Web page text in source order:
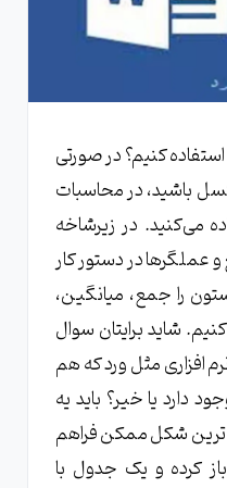
کنیم؟ در صورتی
باشید، در محاسبات
می‌کنید. در زیرشاخه
و عملگرها در دستور کار
را جمع، میانگین،
کنیم. شاید برایتان سوال
افزاری مثل ورد که هم
دارد یا خیر؟ باید یه
ترین شکل ممکن فراهم
باز کرده و یک جدول با